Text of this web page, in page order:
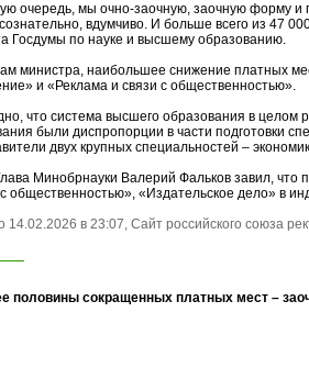
очередь, мы очно-заочную, заочную форму и
вдумчиво. И больше всего из 47
Госдумы по науке и высшему образованию.
министра, наибольшее снижение платных
и «Реклама и связи с общественностью».
что система высшего образования в
были диспропорции в части подготовки
двух крупных специальностей –
Минобрнауки Валерий Фальков завил,
общественностью», «Издательское дело» в
14.02.2026 в 23:07, Сайт российского союза
половины сокращенных платных мест –